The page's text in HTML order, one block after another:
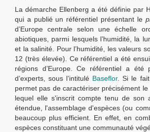
La démarche Ellenberg a été définie par
qui a publié un référentiel présentant le
d’Europe centrale selon une échelle
abiotiques, parmi lesquels l’humidité, la
et la salinité. Pour l’humidité, les valeurs
12 (très élevée). Ce référentiel a été
régions d’Europe. Ce référentiel a
d’experts, sous l’intitulé Baseflor. Si le
permet pas de caractériser précisément
lequel elle s'inscrit compte tenu de son
étendue, l'assemblage d'espèces (ou
beaucoup plus efficient. En effet, en
espèces constituant une communauté